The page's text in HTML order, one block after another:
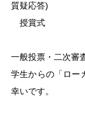
質疑応答)
授賞式
一般投票・二次審
学生からの「ロー
幸いです。